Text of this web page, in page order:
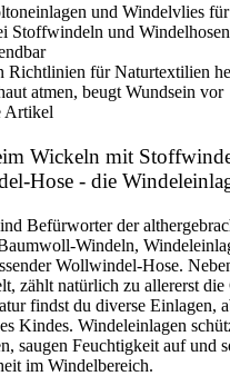
und Windelvlies
Stoffwindeln und Windelhosen
Richtlinien für Naturtextilien
atmen, beugt Wundsein vor
Artikel
Wickeln mit
Hose - die
Befürworter der
Windeln,
Wollwindel-Hose.
zählt natürlich zu allererst die
findst du diverse Einlagen,
Kindes. Windeleinlagen
saugen Feuchtigkeit auf und
im Windelbereich.